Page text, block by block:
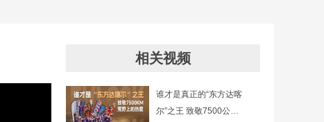
相关视频
谁才是真正的“东方达喀
尔”之王 致敬7500公里